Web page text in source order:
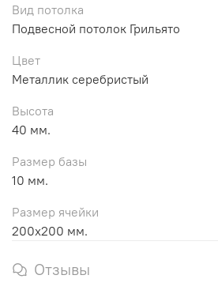
Вид потолка
Подвесной потолок Грильято
Цвет
Металлик серебристый
Высота
40 мм.
Размер базы
10 мм.
Размер ячейки
200х200 мм.
Отзывы